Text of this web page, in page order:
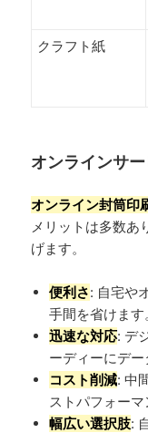
クラフト紙
オンラインサ
オンライン封筒印
メリットは多数あ
げます。
便利さ: 自宅や
手間を省けます
迅速な対応: デ
ーディーにデー
コスト削減: 中
ストパフォーマ
幅広い選択肢: